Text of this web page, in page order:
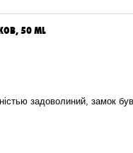
50 ML
задоволиний, замок